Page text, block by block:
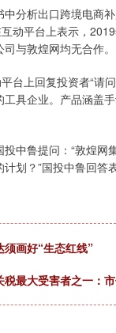
析出口跨境电商
动平台上表示，
与敦煌网均无合作。
上回复投资者“请
具企业。产品涵盖
鲁提问：“敦煌网
划？”国投中鲁回答
画好“生态红线”
最大受害者之一：